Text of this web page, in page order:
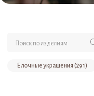
Елочные украшения (291)